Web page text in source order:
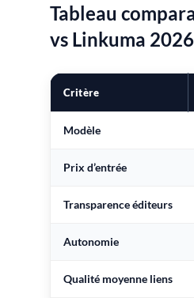
Tableau
vs Linkuma 2026
Critère
Modèle
Prix d’entrée
Transparence éditeurs
Autonomie
Qualité moyenne liens